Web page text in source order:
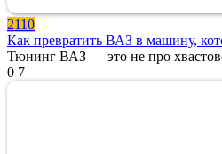
2110
Как превратить ВАЗ в машину,
Тюнинг ВАЗ — это не про
0 7